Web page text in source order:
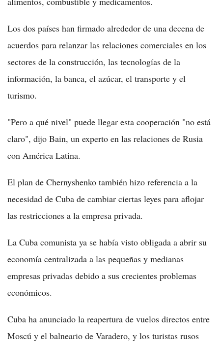
Los dos países han firmado alrededor de una decena de
acuerdos para relanzar las relaciones comerciales en los
sectores de la construcción, las tecnologías de la
información, la banca, el azúcar, el transporte y el
turismo.
"Pero a qué nivel" puede llegar esta cooperación "no está
claro", dijo Bain, un experto en las relaciones de Rusia
con América Latina.
El plan de Chernyshenko también hizo referencia a la
necesidad de Cuba de cambiar ciertas leyes para aflojar
las restricciones a la empresa privada.
La Cuba comunista ya se había visto obligada a abrir su
economía centralizada a las pequeñas y medianas
empresas privadas debido a sus crecientes problemas
económicos.
Cuba ha anunciado la reapertura de vuelos directos entre
Moscú y el balneario de Varadero, y los turistas rusos